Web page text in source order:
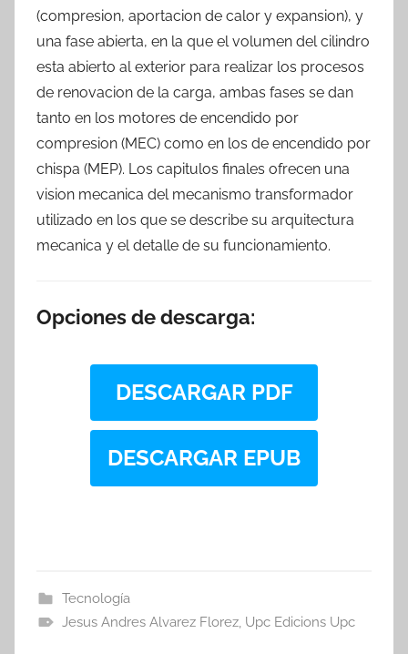
(compresion, aportacion de calor y expansion), y
una fase abierta, en la que el volumen del cilindro
esta abierto al exterior para realizar los procesos
de renovacion de la carga, ambas fases se dan
tanto en los motores de encendido por
compresion (MEC) como en los de encendido por
chispa (MEP). Los capitulos finales ofrecen una
vision mecanica del mecanismo transformador
utilizado en los que se describe su arquitectura
mecanica y el detalle de su funcionamiento.
Opciones de descarga:
DESCARGAR PDF
DESCARGAR EPUB
Tecnología
Jesus Andres Alvarez Florez, Upc Edicions Upc